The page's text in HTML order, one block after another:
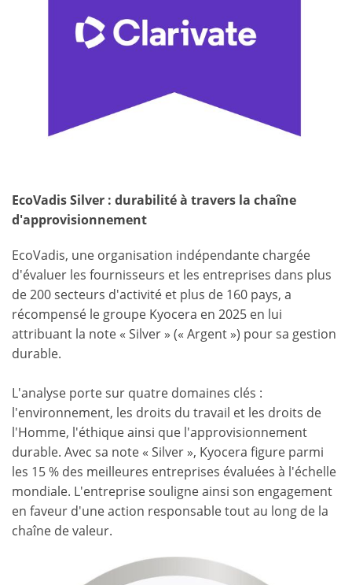
EcoVadis Silver : durabilité à travers la chaîne
d'approvisionnement
EcoVadis, une organisation indépendante chargée
d'évaluer les fournisseurs et les entreprises dans plus
de 200 secteurs d'activité et plus de 160 pays, a
récompensé le groupe Kyocera en 2025 en lui
attribuant la note « Silver » (« Argent ») pour sa gestion
durable.
L'analyse porte sur quatre domaines clés :
l'environnement, les droits du travail et les droits de
l'Homme, l'éthique ainsi que l'approvisionnement
durable. Avec sa note « Silver », Kyocera figure parmi
les 15 % des meilleures entreprises évaluées à l'échelle
mondiale. L'entreprise souligne ainsi son engagement
en faveur d'une action responsable tout au long de la
chaîne de valeur.